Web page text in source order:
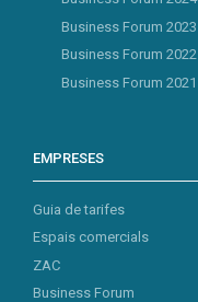
Business Forum 2023
Business Forum 2022
Business Forum 2021
EMPRESES
Guia de tarifes
Espais comercials
ZAC
Business Forum